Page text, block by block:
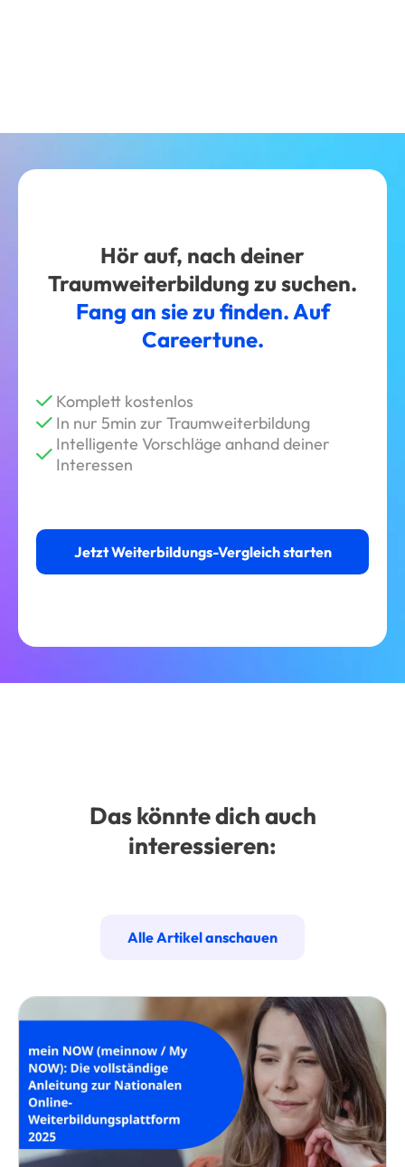
Hör auf, nach deiner
Traumweiterbildung zu suchen.
Fang an sie zu finden. Auf
Careertune.
Komplett kostenlos
In nur 5min zur Traumweiterbildung
Intelligente Vorschläge anhand deiner
Interessen
Jetzt Weiterbildungs-Vergleich starten
Das könnte dich auch
interessieren:
Alle Artikel anschauen